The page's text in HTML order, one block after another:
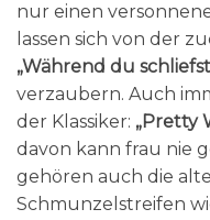
nur einen
lassen sich von der
„Während du
verzaubern. Auch
der Klassiker: „Pretty
davon kann frau nie
gehören auch die
Schmunzelstreifen